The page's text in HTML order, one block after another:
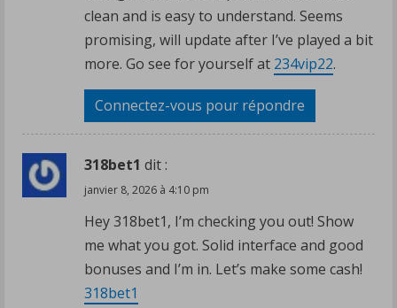
clean and is easy to understand. Seems
promising, will update after I’ve played a bit
more. Go see for yourself at 234vip22.
Connectez-vous pour répondre
318bet1 dit :
janvier 8, 2026 à 4:10 pm
Hey 318bet1, I’m checking you out! Show
me what you got. Solid interface and good
bonuses and I’m in. Let’s make some cash!
318bet1